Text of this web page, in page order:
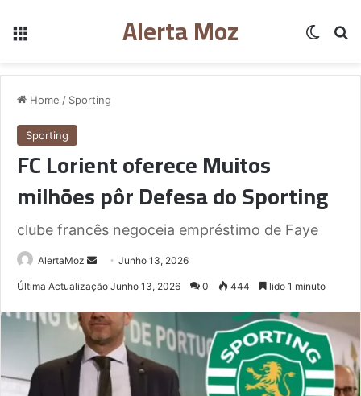
Alerta Moz
Home / Sporting
Sporting
FC Lorient oferece Muitos
milhões pôr Defesa do Sporting
clube francês negoceia empréstimo de Faye
AlertaMoz
SendJunho 13, 2026
Última Actualização Junho 13, 2026 0 444 lido 1 minuto